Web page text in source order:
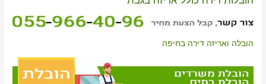
הובלה ואריזה דירה בחיפה